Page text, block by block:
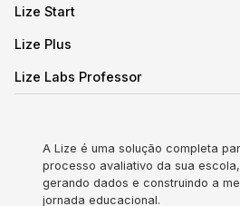
Lize Start
Lize Plus
Lize Labs Professor
A Lize é uma solução completa
processo avaliativo da sua
gerando dados e construindo a
jornada educacional.